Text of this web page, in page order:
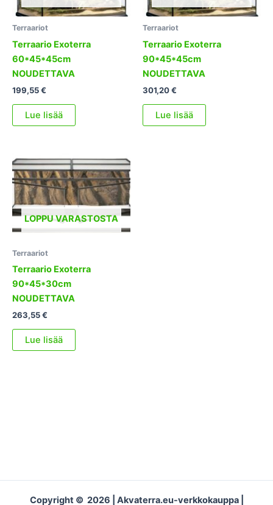
Terraariot
Terraario Exoterra
60*45*45cm
NOUDETTAVA
199,55€
Lue lisää
Terraariot
Terraario Exoterra
90*45*45cm
NOUDETTAVA
301,20€
Lue lisää
LOPPU VARASTOSTA
Terraariot
Terraario Exoterra
90*45*30cm
NOUDETTAVA
263,55€
Lue lisää
Copyright © 2026 | Akvaterra.eu-verkkokauppa |